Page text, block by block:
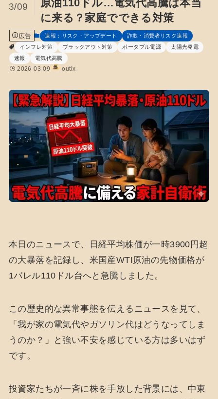
原油110ドル…電気代高騰は本当
に来る？家庭でできる対策
3/09
広告 速報：リスク・アップデート
詐欺・消費者リスク速報
インフレ対策
ブラックアウト対策 ポータブル電源
太陽光発電
速報
電気代高騰
2026-03-09 outix
本日のニュースで、日経平均株価が一時3900円超
の大暴落を記録し、米国産WTI原油の先物価格が
1バレル110ドル台へと急騰しました。
この歴史的な異常事態を伝えるニュースを見て、
「我が家の電気代やガソリン代はどうなってしま
うのか？」と強い不安を感じている方は多いはず
です。
投資家たちが一斉に株を手放した背景には、中東